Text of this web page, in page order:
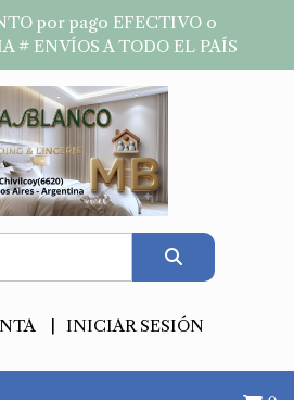
por pago EFECTIVO o
# ENVÍOS A TODO EL PAÍS
INICIAR SESIÓN